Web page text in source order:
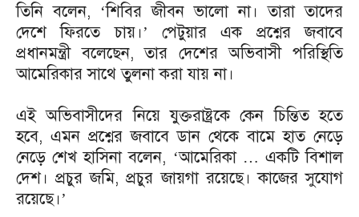
তিনি বলেন, ‘শিবির জীবন ভালো না। তারা তাদের
দেশে ফিরতে চায়।’ পেটুয়ার এক প্রশ্নের জবাবে
প্রধানমন্ত্রী বলেছেন, তার দেশের অভিবাসী পরিস্থিতি
আমেরিকার সাথে তুলনা করা যায় না।
এই অভিবাসীদের নিয়ে যুক্তরাষ্ট্রকে কেন চিন্তিত হতে
হবে, এমন প্রশ্নের জবাবে ডান থেকে বামে হাত নেড়ে
নেড়ে শেখ হাসিনা বলেন, ‘আমেরিকা … একটি বিশাল
দেশ। প্রচুর জমি, প্রচুর জায়গা রয়েছে। কাজের সুযোগ
রয়েছে।’